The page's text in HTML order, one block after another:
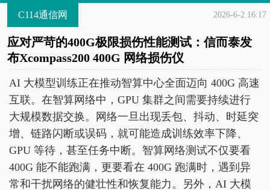
C114通信网 2026-6-2 16:17
应对严苛的400G极限损伤性能测试：信而泰发
布Xcompass200 400G 网络损伤仪
AI 大模型训练正在推动智算中心全面迈向 400G 高速
互联。在智算网络中，GPU 集群之间需要持续进行
大规模数据交换。网络一旦出现丢包、抖动、时延突
增、链路闪断或误码，就可能造成训练效率下降、
GPU 等待，甚至任务中断。智算网络测试不仅要看
400G 能不能跑满，更要看在 400G 跑满时，遇到异
常和干扰网络的健壮性和恢复能力。另外，AI 大模